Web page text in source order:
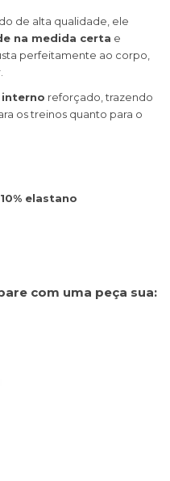
de alta qualidade, ele
na medida certa e
perfeitamente ao corpo,
interno reforçado, trazendo
os treinos quanto para o
elastano
com uma peça sua: